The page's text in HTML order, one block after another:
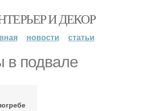
И ДЕКОР
новости статьи
в подвале